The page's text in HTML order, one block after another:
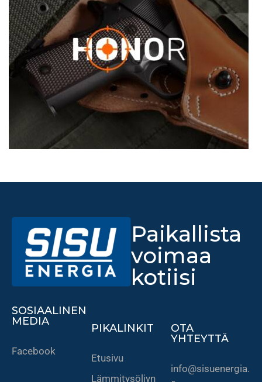
Paikallista
voimaa
kotiisi
SOSIAALINEN
MEDIA
Facebook
PIKALINKIT
Etusivu
Lämmitysöljyn
OTA
YHTEYTTÄ
info@sisuenergia.